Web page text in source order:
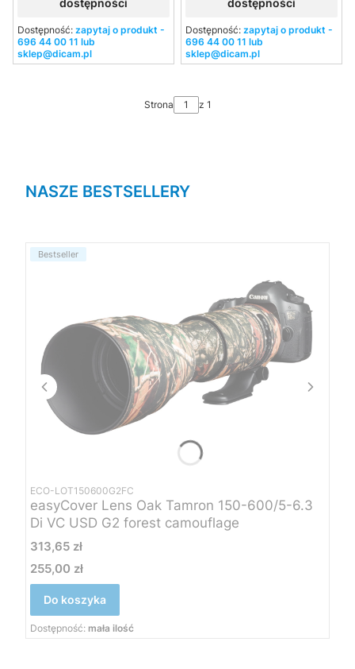
dostępności
Dostępność: zapytaj o produkt -
696 44 00 11 lub
sklep@dicam.pl
dostępności
Dostępność: zapytaj o produkt -
696 44 00 11 lub
sklep@dicam.pl
Strona z 1
NASZE BESTSELLERY
Bestseller
ECO-LOT150600G2FC
easyCover Lens Oak Tamron 150-600/5-6.3
Di VC USD G2 forest camouflage
Cena
313,65 zł
Cena
255,00 zł
Do koszyka
Dostępność: mała ilość